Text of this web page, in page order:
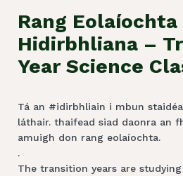
Rang Eolaíochta
Hidirbhliana –
Year Science
Tá an #idirbhliain i mbun
láthair. thaifead siad daonra an
amuigh don rang eolaíochta.
.
The transition years are